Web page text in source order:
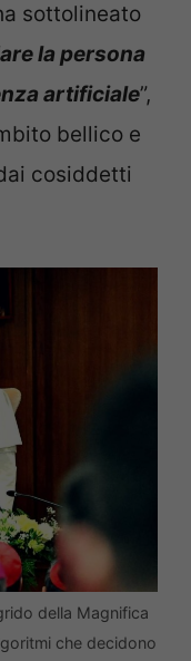
sottolineato
la persona
artificiale”,
bellico e
cosiddetti
della Magnifica
che decidono